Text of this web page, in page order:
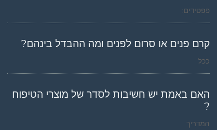
פפטידים:
קרם פנים או סרום לפנים ומה ההבדל בינהם?
ככל
האם באמת יש חשיבות לסדר של מוצרי הטיפוח
?
המדריך